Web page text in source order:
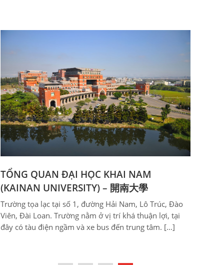
TỔNG QUAN ĐẠI HỌC KHAI NAM
(KAINAN UNIVERSITY) – 開南大學
Trường tọa lạc tại số 1, đường Hải Nam, Lô Trúc, Đào
Viên, Đài Loan. Trường nằm ở vị trí khá thuận lợi, tại
đây có tàu điện ngầm và xe bus đến trung tâm. […]